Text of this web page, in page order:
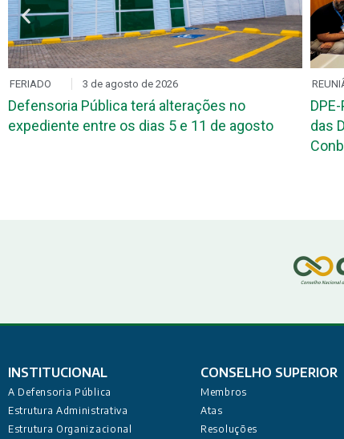
FERIADO 3 de agosto de 2026
Defensoria Pública terá alterações no
expediente entre os dias 5 e 11 de agosto
das
INSTITUCIONAL
A Defensoria Pública
Estrutura Administrativa
Estrutura Organizacional
CONSELHO SUPERIOR
Membros
Atas
Resoluções